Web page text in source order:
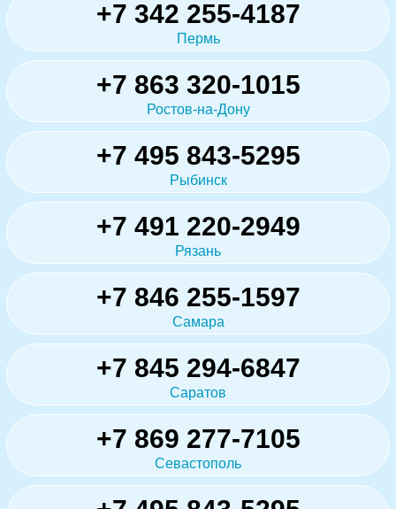
+7 342 255-4187
Пермь
+7 863 320-1015
Ростов-на-Дону
+7 495 843-5295
Рыбинск
+7 491 220-2949
Рязань
+7 846 255-1597
Самара
+7 845 294-6847
Саратов
+7 869 277-7105
Севастополь